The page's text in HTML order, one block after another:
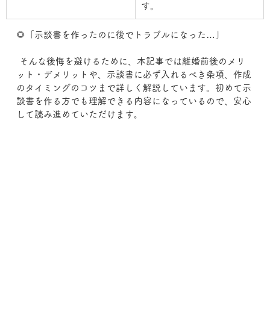
す。
🌻「示談書を作ったのに後でトラブルになった…」
ット・デメリットや、示談書に必ず入れるべき条項、作成
のタイミングのコツまで詳しく解説しています。初めて示
談書を作る方でも理解できる内容になっているので、安心
して読み進めていただけます。